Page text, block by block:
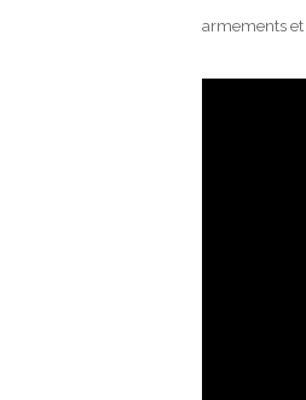
armements